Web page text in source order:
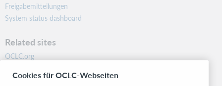
Freigabemitteilungen
System status dashboard
Related sites
OCLC.org
Community
Cookies für OCLC-Webseiten